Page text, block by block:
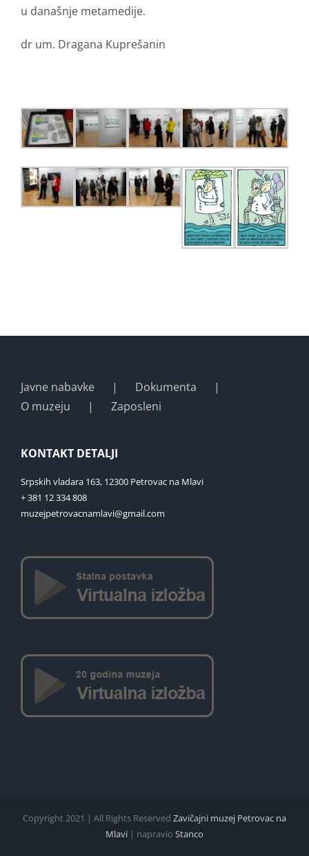
u današnje metamedije.
dr um. Dragana Kuprešanin
Javne nabavke
Dokumenta
O muzeju
Zaposleni
KONTAKT DETALJI
Srpskih vladara 163, 12300 Petrovac na Mlavi
+ 381 12 334 808
muzejpetrovacnamlavi@gmail.com
Copyright 2021 | All Rights Reserved Zavičajni muzej Petrovac na
Mlavi | napravio Stanco